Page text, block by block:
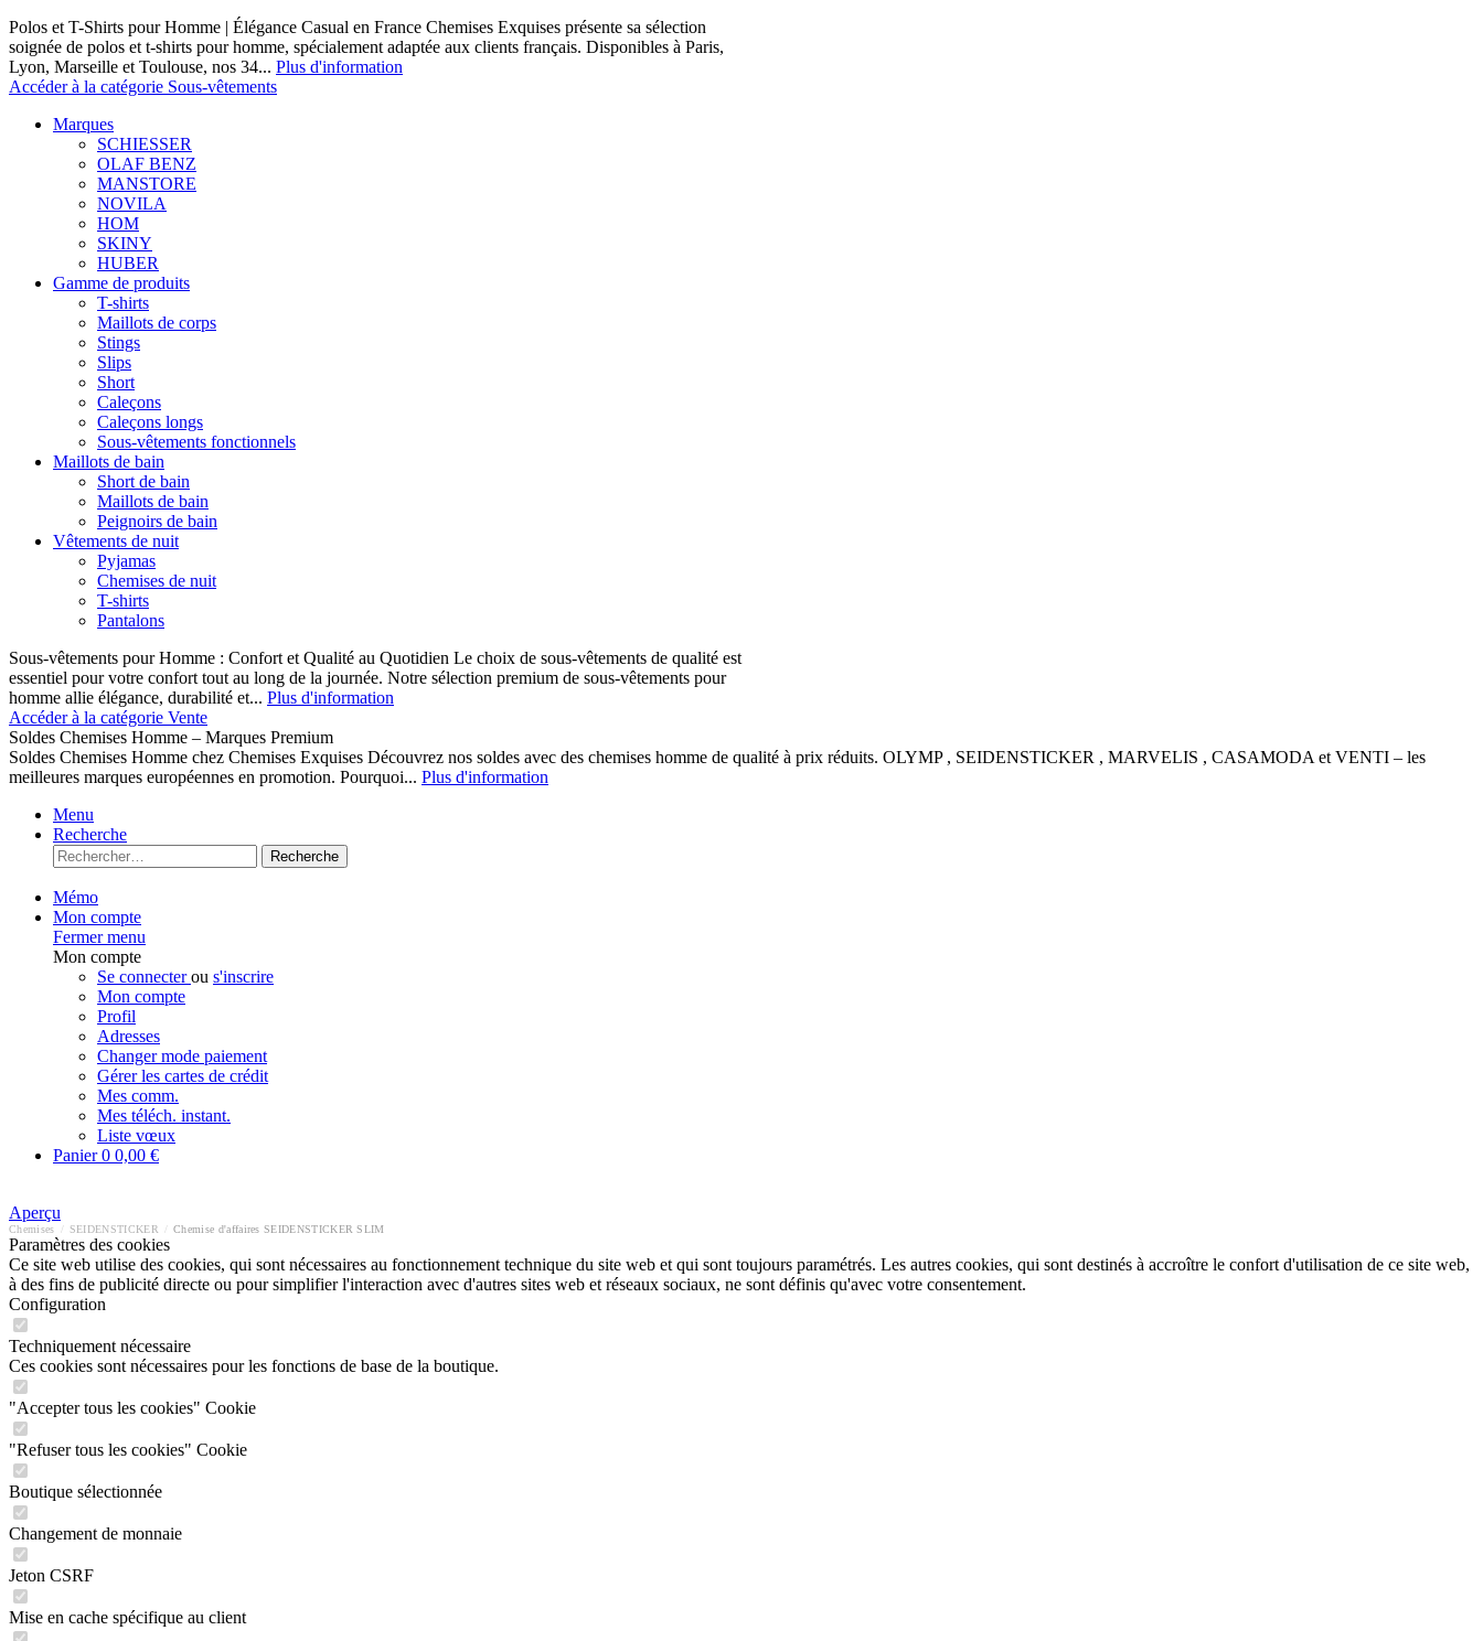
Polos et T-Shirts pour Homme | Élégance Casual en France Chemises Exquises présente sa sélection
soignée de polos et t-shirts pour homme, spécialement adaptée aux clients français. Disponibles à Paris,
Lyon, Marseille et Toulouse, nos 34... Plus d'information
Accéder à la catégorie Sous-vêtements
Marques
SCHIESSER
OLAF BENZ
MANSTORE
NOVILA
HOM
SKINY
HUBER
Gamme de produits
T-shirts
Maillots de corps
Stings
Slips
Short
Caleçons
Caleçons longs
Sous-vêtements fonctionnels
Maillots de bain
Short de bain
Maillots de bain
Peignoirs de bain
Vêtements de nuit
Pyjamas
Chemises de nuit
T-shirts
Pantalons
Sous-vêtements pour Homme : Confort et Qualité au Quotidien Le choix de sous-vêtements de qualité est
essentiel pour votre confort tout au long de la journée. Notre sélection premium de sous-vêtements pour
homme allie élégance, durabilité et... Plus d'information
Accéder à la catégorie Vente
Soldes Chemises Homme – Marques Premium
Soldes Chemises Homme chez Chemises Exquises Découvrez nos soldes avec des chemises homme de qualité à prix réduits. OLYMP , SEIDENSTICKER , MARVELIS , CASAMODA et VENTI – les
meilleures marques européennes en promotion. Pourquoi... Plus d'information
Menu
Recherche
Recherche
Mémo
Mon compte
Fermer menu
Mon compte
Se connecterou s'inscrire
Mon compte
Profil
Adresses
Changer mode paiement
Gérer les cartes de crédit
Mes comm.
Mes téléch. instant.
Liste vœux
Panier0 0,00 €
Aperçu
Chemises SEIDENSTICKER Chemise d'affaires SEIDENSTICKER SLIM
Paramètres des cookies
Ce site web utilise des cookies, qui sont nécessaires au fonctionnement technique du site web et qui sont toujours paramétrés. Les autres cookies, qui sont destinés à accroître le confort d'utilisation de ce site web,
à des fins de publicité directe ou pour simplifier l'interaction avec d'autres sites web et réseaux sociaux, ne sont définis qu'avec votre consentement.
Configuration
Techniquement nécessaire
Ces cookies sont nécessaires pour les fonctions de base de la boutique.
"Accepter tous les cookies" Cookie
"Refuser tous les cookies" Cookie
Boutique sélectionnée
Changement de monnaie
Jeton CSRF
Mise en cache spécifique au client